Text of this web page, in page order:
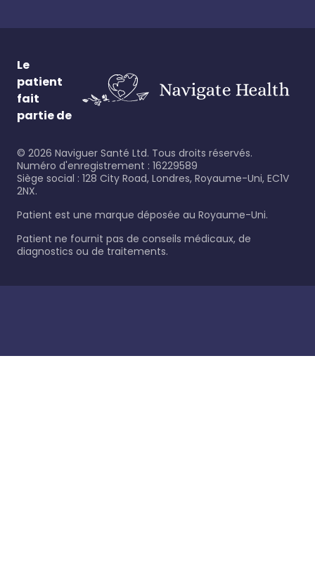
Le
patient
fait
partie de
© 2026 Naviguer Santé Ltd. Tous droits réservés.
Numéro d'enregistrement : 16229589
Siège social : 128 City Road, Londres, Royaume-Uni, EC1V
2NX.
Patient est une marque déposée au Royaume-Uni.
Patient ne fournit pas de conseils médicaux, de
diagnostics ou de traitements.